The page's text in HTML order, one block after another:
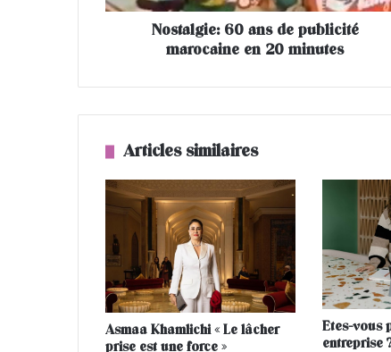
e
a
e
p
i
t
é
m
Nostalgie: 60 ans de publicité
marocaine en 20 minutes
Articles similaires
Asmaa Khamlichi « Le lâcher
prise est une force »
Etes-vous
entreprise